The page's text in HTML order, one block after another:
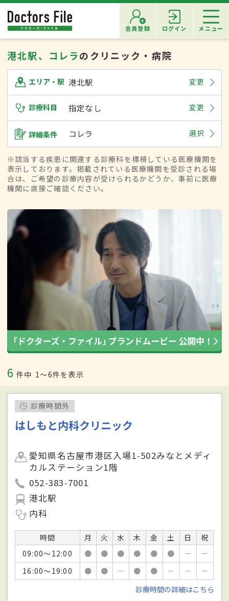
会員登録 ログイン メニュー
港北駅、コレラのクリニック・病院
エリア・駅 港北駅 変更
診療科目 指定なし 変更
詳細条件 コレラ 選択
※該当する疾患に関連する診療科を標榜している医療機関を
表示しております。掲載されている医療機関を受診される場
合は、ご希望の診療内容が受けられるかどうか、事前に医療
機関に直接ご確認ください。
6 件中 1〜6件を表示
診療時間外
はしもと内科クリニック
愛知県名古屋市港区入場1-502みなとメディ
カルステーション1階
052-383-7001
港北駅
内科
時間 月 火 水 木 金 土 日
祝
09:00～12:00
● ● ● ● ● ● －
－
16:00～19:00
● ● － ● ● － －
－
診療時間の詳細はこちら